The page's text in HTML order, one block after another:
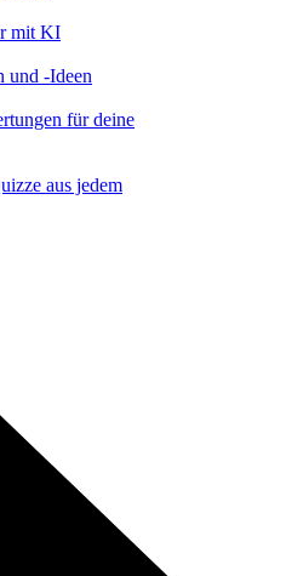
mit KI
und -Ideen
für deine
aus jedem